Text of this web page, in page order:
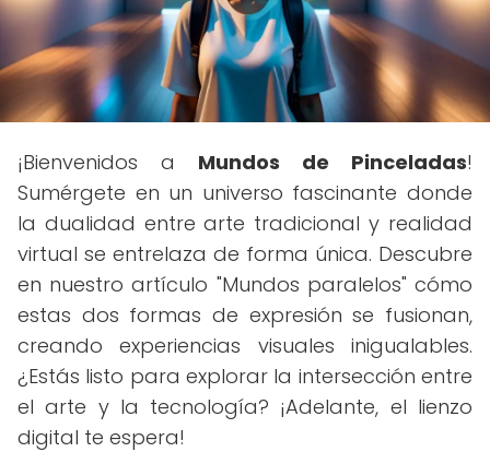
¡Bienvenidos a Mundos de Pinceladas!
Sumérgete en un universo fascinante donde
la dualidad entre arte tradicional y realidad
virtual se entrelaza de forma única. Descubre
en nuestro artículo "Mundos paralelos" cómo
estas dos formas de expresión se fusionan,
creando experiencias visuales inigualables.
¿Estás listo para explorar la intersección entre
el arte y la tecnología? ¡Adelante, el lienzo
digital te espera!